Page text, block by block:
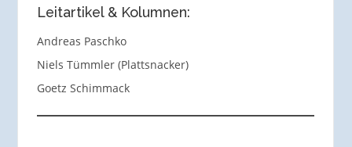
Leitartikel & Kolumnen:
Andreas Paschko
Niels Tümmler (Plattsnacker)
Goetz Schimmack